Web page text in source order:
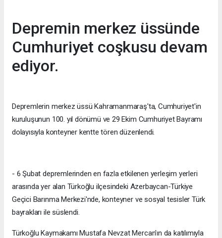
Depremin merkez üssünde
Cumhuriyet coşkusu devam
ediyor.
Depremlerin merkez üssü Kahramanmaraş'ta, Cumhuriyet'in
kuruluşunun 100. yıl dönümü ve 29 Ekim Cumhuriyet Bayramı
dolayısıyla konteyner kentte tören düzenlendi.
- 6 Şubat depremlerinden en fazla etkilenen yerleşim yerleri
arasında yer alan Türkoğlu ilçesindeki Azerbaycan-Türkiye
Geçici Barınma Merkezi'nde, konteyner ve sosyal tesisler Türk
bayrakları ile süslendi.
Türkoğlu Kaymakamı Mustafa Nevzat Mercan'ın da katılımıyla